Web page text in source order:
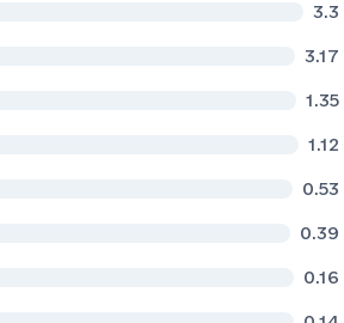
3.3
3.17
1.35
1.12
0.53
0.39
0.16